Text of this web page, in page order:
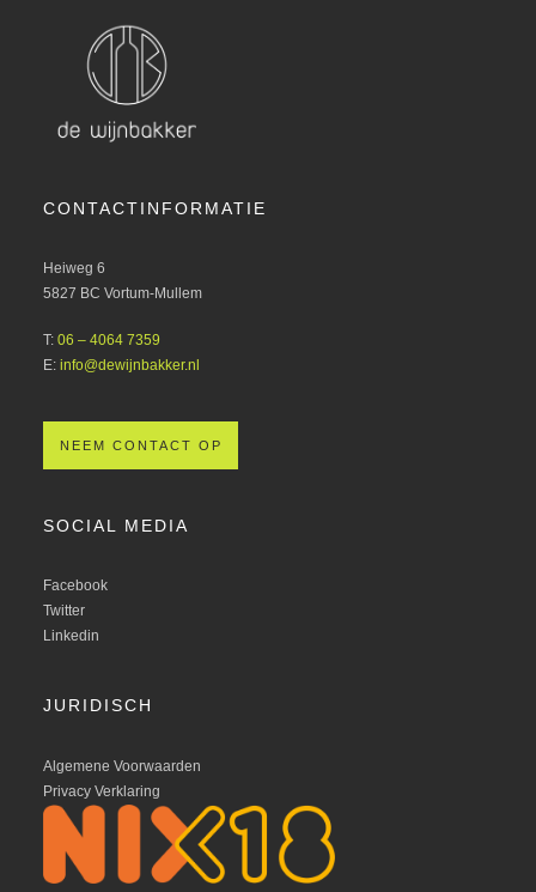
CONTACTINFORMATIE
Heiweg 6
5827 BC Vortum-Mullem
T: 06 – 4064 7359
E: info@dewijnbakker.nl
NEEM CONTACT OP
SOCIAL MEDIA
Facebook
Twitter
Linkedin
JURIDISCH
Algemene Voorwaarden
Privacy Verklaring